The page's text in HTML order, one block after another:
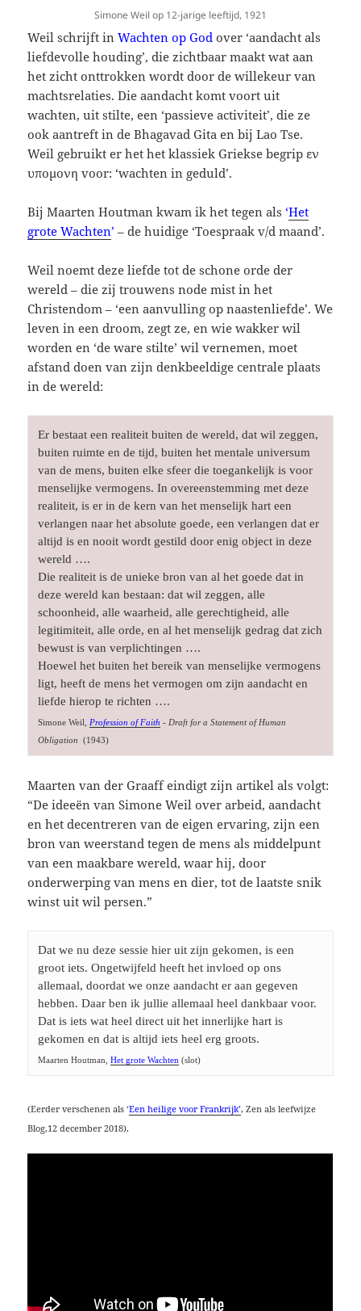
Simone Weil op 12-jarige leeftijd, 1921
Weil schrijft inWachten op Godover ‘aandacht als
liefdevolle houding’, die zichtbaar maakt wat aan
het zicht onttrokken wordt door de willekeur van
machtsrelaties. Die aandacht komt voort uit
wachten, uit stilte, een ‘passieve activiteit’, die ze
ook aantreft in de Bhagavad Gita en bij Lao Tse.
Weil gebruikt er het het klassiek Griekse begrip εν
υπομονη voor: ‘wachten in geduld’.
Bij Maarten Houtman kwam ik het tegen als‘Het
grote Wachten’ – de huidige ‘Toespraak v/d maand’.
Weil noemt deze liefde tot de schone orde der
wereld – die zij trouwens node mist in het
Christendom – ‘een aanvulling op naastenliefde’. We
leven in een droom, zegt ze, en wie wakker wil
worden en ‘de ware stilte’ wil vernemen, moet
afstand doen van zijn denkbeeldige centrale plaats
in de wereld:
Er bestaat een realiteit buiten de wereld, dat wil zeggen,
buiten ruimte en de tijd, buiten het mentale universum
van de mens, buiten elke sfeer die toegankelijk is voor
menselijke vermogens. In overeenstemming met deze
realiteit, is er in de kern van het menselijk hart een
verlangen naar het absolute goede, een verlangen dat er
altijd is en nooit wordt gestild door enig object in deze
wereld ….
Die realiteit is de unieke bron van al het goede dat in
deze wereld kan bestaan: dat wil zeggen, alle
schoonheid, alle waarheid, alle gerechtigheid, alle
legitimiteit, alle orde, en al het menselijk gedrag dat zich
bewust is van verplichtingen ….
Hoewel het buiten het bereik van menselijke vermogens
ligt, heeft de mens het vermogen om zijn aandacht en
Simone Weil, Profession of Faith - Draft for a Statement of Human
Obligation (1943)
Maarten van der Graaff eindigt zijn artikel als volgt:
“De ideeën van Simone Weil over arbeid, aandacht
en het decentreren van de eigen ervaring, zijn een
bron van weerstand tegen de mens als middelpunt
van een maakbare wereld, waar hij, door
onderwerping van mens en dier, tot de laatste snik
winst uit wil persen.”
Dat we nu deze sessie hier uit zijn gekomen, is een
groot iets. Ongetwijfeld heeft het invloed op ons
allemaal, doordat we onze aandacht er aan gegeven
hebben. Daar ben ik jullie allemaal heel dankbaar voor.
Dat is iets wat heel direct uit het innerlijke hart is
Maarten Houtman, Het grote Wachten (slot)
(Eerder verschenen als ‘Een heilige voor Frankrijk’, Zen als leefwijze
Blog,12 december 2018).